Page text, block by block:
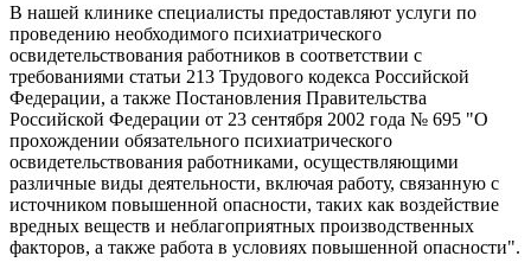
В нашей клинике специалисты предоставляют услуги по
проведению необходимого психиатрического
освидетельствования работников в соответствии с
требованиями статьи 213 Трудового кодекса Российской
Федерации, а также Постановления Правительства
Российской Федерации от 23 сентября 2002 года № 695 "О
прохождении обязательного психиатрического
освидетельствования работниками, осуществляющими
различные виды деятельности, включая работу, связанную с
источником повышенной опасности, таких как воздействие
вредных веществ и неблагоприятных производственных
факторов, а также работа в условиях повышенной опасности".